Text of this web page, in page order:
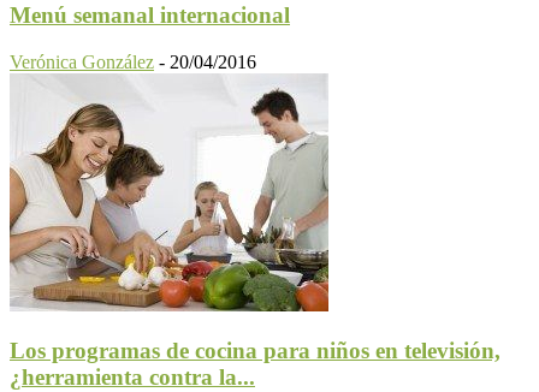
Menú semanal internacional
Verónica González - 20/04/2016
Los programas de cocina para niños en televisión,
¿herramienta contra la...